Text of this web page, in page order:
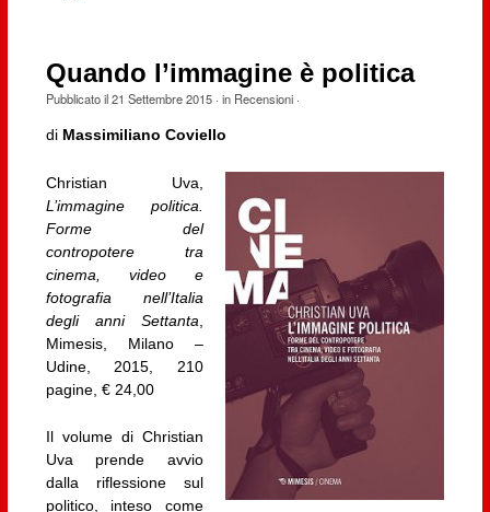
Quando l’immagine è politica
Pubblicato il21 Settembre 2015· in Recensioni·
di Massimiliano Coviello
Christian Uva,
L’immagine politica.
Forme del
contropotere tra
cinema, video e
fotografia nell’Italia
degli anni Settanta
Mimesis, Milano –
Udine, 2015, 210
pagine, € 24,00
Il volume di Christian
Uva prende avvio
dalla riflessione sul
politico, inteso come